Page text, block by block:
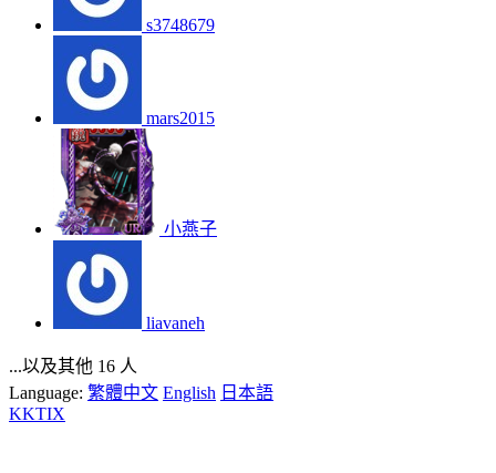
s3748679
mars2015
小燕子
liavaneh
...以及其他 16 人
Language: 繁體中文 English 日本語
KKTIX